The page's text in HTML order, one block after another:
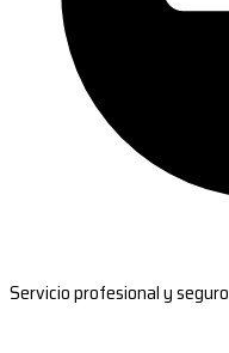
Servicio profesional y seguro